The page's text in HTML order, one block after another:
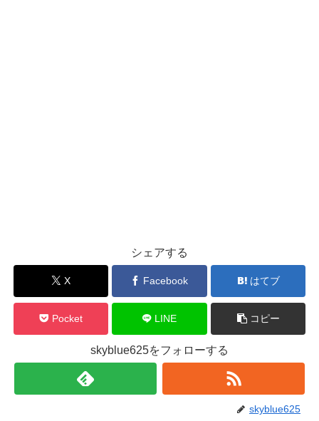
シェアする
X Facebook はてブ
Pocket LINE コピー
skyblue625をフォローする
skyblue625